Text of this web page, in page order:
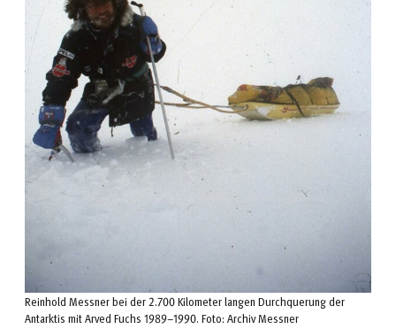
Reinhold Messner bei der 2.700 Kilometer langen Durchquerung der
Antarktis mit Arved Fuchs 1989–1990. Foto: Archiv Messner